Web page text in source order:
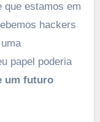
que estamos em
hackers
papel poderia
um futuro